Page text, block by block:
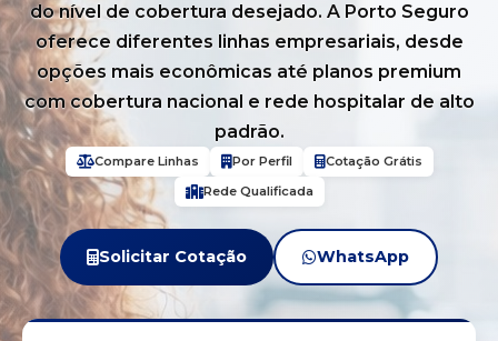
do nível de cobertura desejado. A Porto Seguro
oferece diferentes linhas empresariais, desde
opções mais econômicas até planos premium
com cobertura nacional e rede hospitalar de alto
padrão.
Compare Linhas Por Perfil
Cotação Grátis
Rede Qualificada
Solicitar Cotação WhatsApp